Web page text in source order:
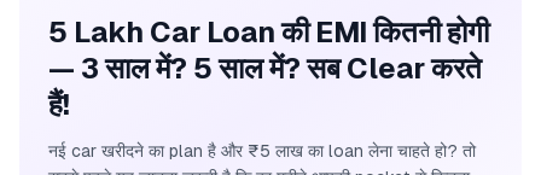
5 Lakh Car Loan की EMI कितनी होगी
— 3 साल में? 5 साल में? सब Clear करते
हैं!
नई car खरीदने का plan है और ₹5 लाख का loan लेना चाहते हो? तो